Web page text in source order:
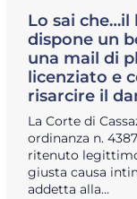
Lo sai che…il
dispone un
una mail di
licenziato e
risarcire il
La Corte di
ordinanza n.
ritenuto
giusta causa
addetta alla…